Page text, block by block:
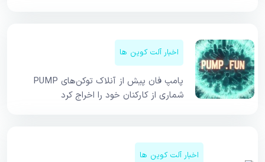
اخبار آلت کوین ها
پامپ فان پیش از آنلاک توکن‌های PUMP
شماری از کارکنان خود را اخراج کرد
اخبار آلت کوین ها